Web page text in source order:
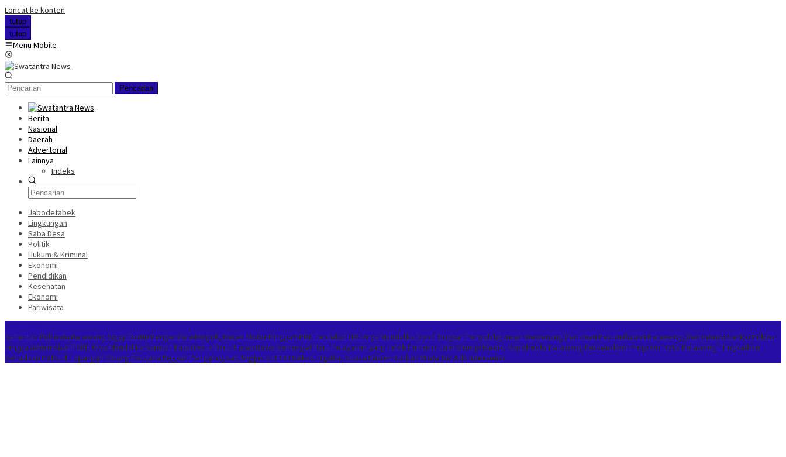
Loncat ke konten
tutup
tutup
Menu Mobile
Pencarian
Berita
Nasional
Daerah
Advertorial
Lainnya
Indeks
Jabodetabek
Lingkungan
Saba Desa
Politik
Hukum & Kriminal
Ekonomi
Pendidikan
Kesehatan
Ekonomi
Pariwisata
Satlantas Polresta Karawang Sigap Bantu Pengendara Mogok, Derek Motor Hingga SPBU Terdekat LBH Arya Mandalika Sorot Dugaan Penyalahgunaan Wewenang Perizinan Perumahan di Karawang, Berpotensi Sanksi Pidana
hingga Administratif LBH Arya Mandalika Sambut Kapolresta Baru: Harap Bawa Semangat Baru Pelayanan yang Lebih Humanis Jalin Sinergi Media, Kapolresta Karawang Perkenalkan Program “GAS Karawang” Tingkatkan
Kehadiran Polisi di Lapangan Sidang Perdana Dugaan Penganiayaan Anggota DPRD Bekasi Digelar, Kuasa Hukum Korban Minta Tak Ada Intervensi